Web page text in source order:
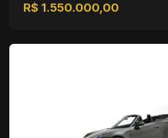
R$ 1.550.000,00